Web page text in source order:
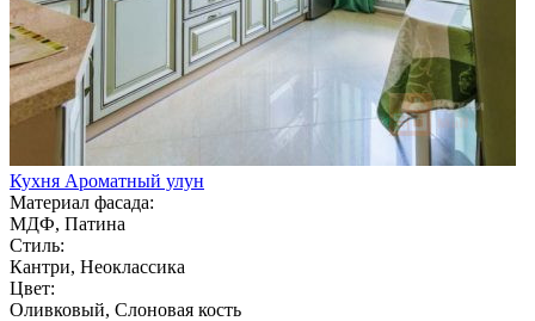
Кухня Ароматный улун
Материал фасада:
МДФ, Патина
Стиль:
Кантри, Неоклассика
Цвет:
Оливковый, Слоновая кость